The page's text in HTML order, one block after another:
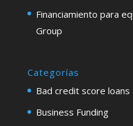
Financiamiento para
Group
Categorías
Bad credit score loans
Business Funding